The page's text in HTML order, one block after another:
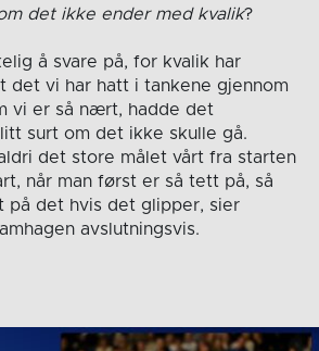
det ikke ender med kvalik?
å svare på, for kvalik har
vi har hatt i tankene gjennom
vi er så nært, hadde det
surt om det ikke skulle gå.
det store målet vårt fra starten
når man først er så tett på, så
på det hvis det glipper, sier
avslutningsvis.